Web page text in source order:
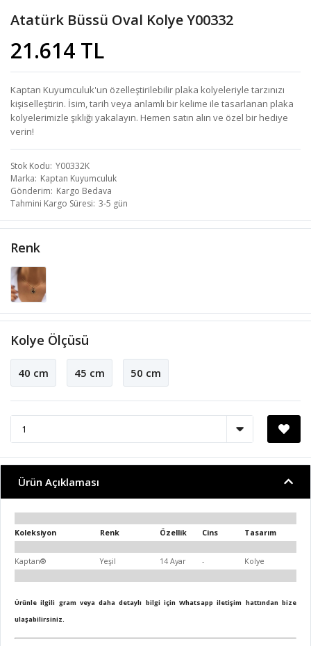
Atatürk Büssü Oval Kolye Y00332
21.614 TL
Kaptan Kuyumculuk'un özelleştirilebilir plaka kolyeleriyle tarzınızı
kişiselleştirin. İsim, tarih veya anlamlı bir kelime ile tasarlanan plaka
kolyelerimizle şıklığı yakalayın. Hemen satın alın ve özel bir hediye
verin!
Stok Kodu Y00332K
Marka Kaptan Kuyumculuk
Gönderim Kargo Bedava
Tahmini Kargo Süresi 3-5 gün
Renk
Kolye Ölçüsü
40 cm 45 cm 50 cm
Ürün Açıklaması
Koleksiyon Renk Özellik Cins Tasarım
Kaptan® Yeşil 14 Ayar - Kolye
Ürünle ilgili gram veya daha detaylı bilgi için Whatsapp iletişim hattından bize
ulaşabilirsiniz.